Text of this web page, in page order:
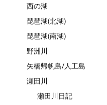
西の湖
琵琶湖(北湖)
琵琶湖(南湖)
野洲川
矢橋帰帆島/人工島
瀬田川
瀬田川日記